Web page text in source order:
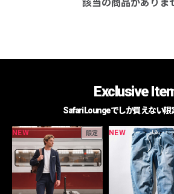
該当の商品がありま
Exclusive
Safari Loungeでしか買えない限
NEW 限定 NEW